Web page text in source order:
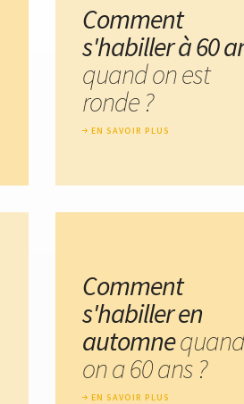
Comment
s'habiller à 60
quand on est
ronde ?
EN SAVOIR PLUS
Comment
s'habiller en
automnequand
on a 60 ans ?
EN SAVOIR PLUS